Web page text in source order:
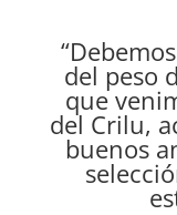
del peso
que
del Crilu,
buenos